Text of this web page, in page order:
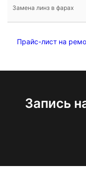
Замена линз в фарах
Прайс-лист на
Запись